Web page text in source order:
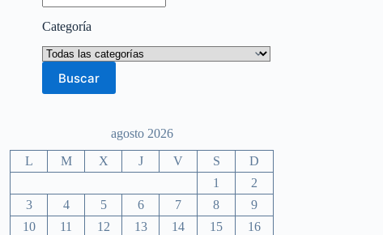
Categoría
agosto 2026
L M X J V S
D
1
2
3
4 5 6 7 8
9
10
11 12 13 14 15
16